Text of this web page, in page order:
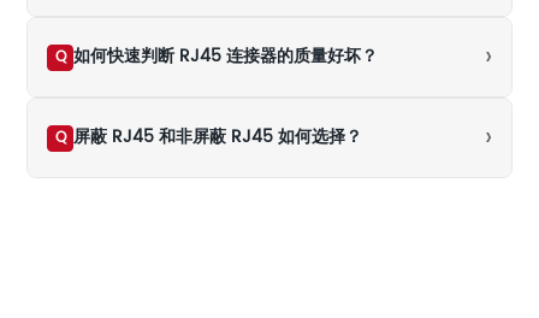
Q 如何快速判断 RJ45 连接器的质量好坏？ ›
Q 屏蔽 RJ45 和非屏蔽 RJ45 如何选择？ ›